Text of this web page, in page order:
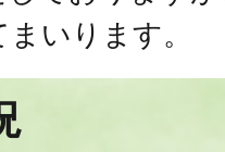
いります。